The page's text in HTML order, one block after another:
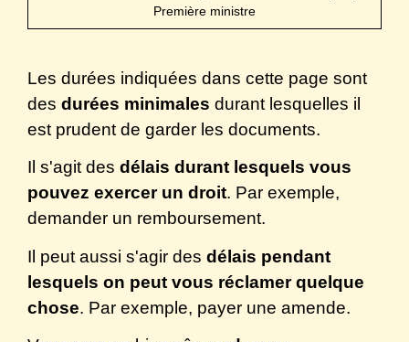
Première ministre
Les durées indiquées dans cette page sont
des durées minimales durant lesquelles il
est prudent de garder les documents.
Il s'agit des délais durant lesquels vous
pouvez exercer un droit. Par exemple,
demander un remboursement.
Il peut aussi s'agir des délais pendant
lesquels on peut vous réclamer quelque
chose. Par exemple, payer une amende.